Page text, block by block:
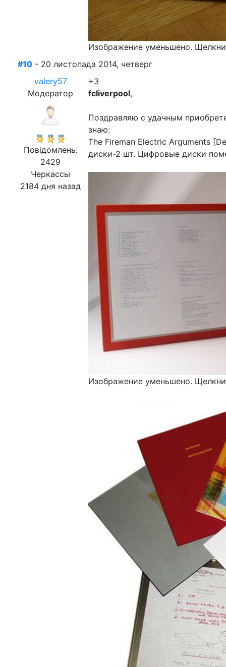
Изображение уменьшено.
#10 - 20 листопада 2014, четверг
valery57
Модератор
Повідомлень:
2429
Черкассы
2184 дня назад
+3
fcliverpool,
Поздравляю с удачным
знаю:
The Fireman Electric Arguments
диски-2 шт. Цифровые диски
Изображение уменьшено.